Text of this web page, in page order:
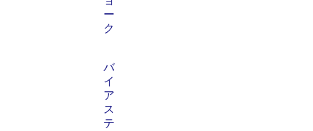
ー
ク
バ
イ
ア
ス
テ